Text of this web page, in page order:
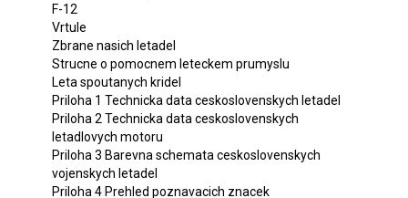
F-12
Vrtule
Zbrane nasich letadel
Strucne o pomocnem leteckem prumyslu
Leta spoutanych kridel
Priloha 1 Technicka data ceskoslovenskych letadel
Priloha 2 Technicka data ceskoslovenskych
letadlovych motoru
Priloha 3 Barevna schemata ceskoslovenskych
vojenskych letadel
Priloha 4 Prehled poznavacich znacek